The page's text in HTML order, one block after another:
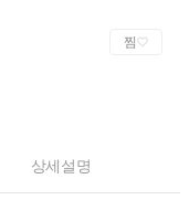
찜
상세설명